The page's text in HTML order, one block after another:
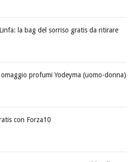
la bag del sorriso gratis da ritirare
profumi Yodeyma (uomo-donna)
con Forza10